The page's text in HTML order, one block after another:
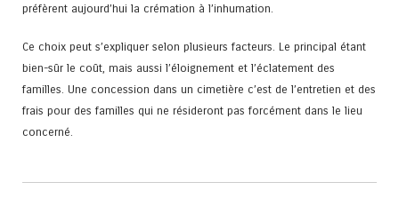
préfèrent aujourd’hui la crémation à l’inhumation.
Ce choix peut s’expliquer selon plusieurs facteurs. Le principal étant
bien-sûr le coût, mais aussi l’éloignement et l’éclatement des
familles. Une concession dans un cimetière c’est de l’entretien et des
frais pour des familles qui ne résideront pas forcément dans le lieu
concerné.